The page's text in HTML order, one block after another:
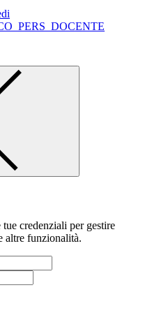
credenziali per gestire
altre funzionalità.